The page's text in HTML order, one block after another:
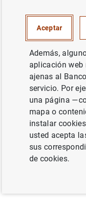
Avance de
2015 (190
Anterior
Aceptar
Además,
aplicación web
ajenas al
servicio. Por
una página
mapa o
instalar
usted acepta
sus
de cookies.